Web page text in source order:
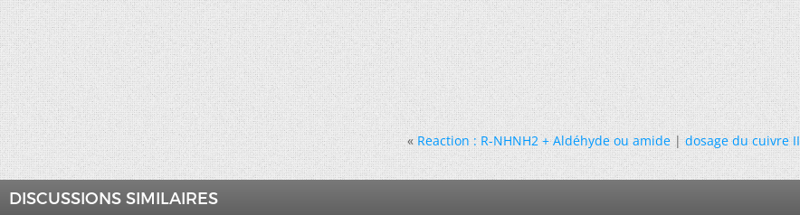
« Reaction : R-NHNH2 + Aldéhyde ou amide|dosage du cuivre II
DISCUSSIONS SIMILAIRES